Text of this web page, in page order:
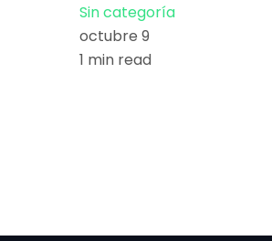
Sin categoría
octubre 9
1 min read